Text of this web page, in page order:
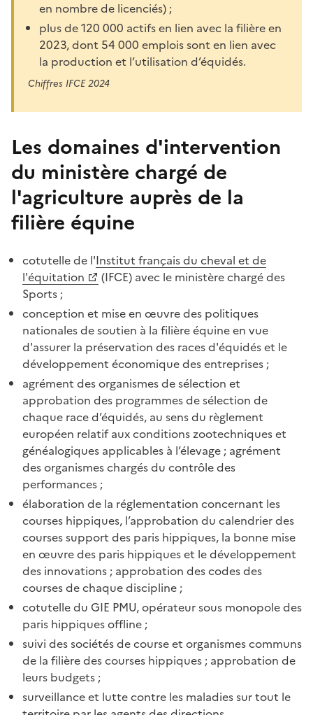
en nombre de licenciés) ;
plus de 120 000 actifs en lien avec la filière en
2023, dont 54 000 emplois sont en lien avec
la production et l’utilisation d’équidés.
Chiffres IFCE 2024
Les domaines d'intervention
du ministère chargé de
l'agriculture auprès de la
filière équine
cotutelle de l'Institut français du cheval et de
l'équitation
(IFCE) avec le ministère chargé des
Sports ;
conception et mise en œuvre des politiques
nationales de soutien à la filière équine en vue
d'assurer la préservation des races d'équidés et le
développement économique des entreprises ;
agrément des organismes de sélection et
approbation des programmes de sélection de
chaque race d’équidés, au sens du règlement
européen relatif aux conditions zootechniques et
généalogiques applicables à l’élevage ; agrément
des organismes chargés du contrôle des
performances ;
élaboration de la réglementation concernant les
courses hippiques, l’approbation du calendrier des
courses support des paris hippiques, la bonne mise
en œuvre des paris hippiques et le développement
des innovations ; approbation des codes des
courses de chaque discipline ;
cotutelle du GIE PMU, opérateur sous monopole des
paris hippiques offline ;
suivi des sociétés de course et organismes communs
de la filière des courses hippiques ; approbation de
leurs budgets ;
surveillance et lutte contre les maladies sur tout le